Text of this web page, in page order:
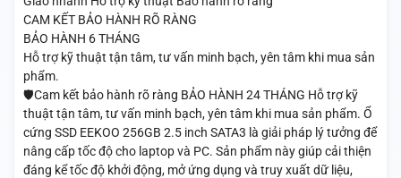
CAM KẾT BẢO HÀNH RÕ RÀNG
BẢO HÀNH 6 THÁNG
Hỗ trợ kỹ thuật tận tâm, tư vấn minh bạch, yên tâm khi mua sản
phẩm.
🛡️Cam kết bảo hành rõ ràng BẢO HÀNH 24 THÁNG Hỗ trợ kỹ
thuật tận tâm, tư vấn minh bạch, yên tâm khi mua sản phẩm. Ổ
cứng SSD EEKOO 256GB 2.5 inch SATA3 là giải pháp lý tưởng để
nâng cấp tốc độ cho laptop và PC. Sản phẩm này giúp cải thiện
đáng kể tốc độ khởi động, mở ứng dụng và truy xuất dữ liệu,